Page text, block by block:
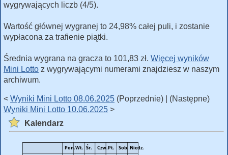
wygrywających liczb (4/5).
Wartość głównej wygranej to 24,98% całej puli, i zostanie
wypłacona za trafienie piątki.
Średnia wygrana na gracza to 101,83 zł. Więcej wyników
Mini Lotto z wygrywającymi numerami znajdziesz w naszym
archiwum.
< Wyniki Mini Lotto 08.06.2025 (Poprzednie) | (Następne)
Wyniki Mini Lotto 10.06.2025 >
Kalendarz